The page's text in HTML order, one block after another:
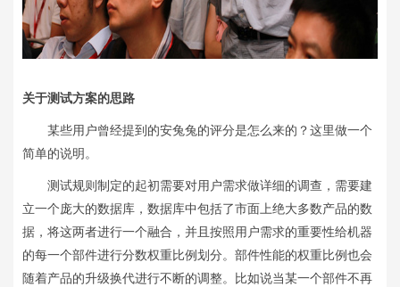
关于测试方案的思路
某些用户曾经提到的安兔兔的评分是怎么来的？这里做一个
简单的说明。
测试规则制定的起初需要对用户需求做详细的调查，需要建
立一个庞大的数据库，数据库中包括了市面上绝大多数产品的数
据，将这两者进行一个融合，并且按照用户需求的重要性给机器
的每一个部件进行分数权重比例划分。部件性能的权重比例也会
随着产品的升级换代进行不断的调整。比如说当某一个部件不再